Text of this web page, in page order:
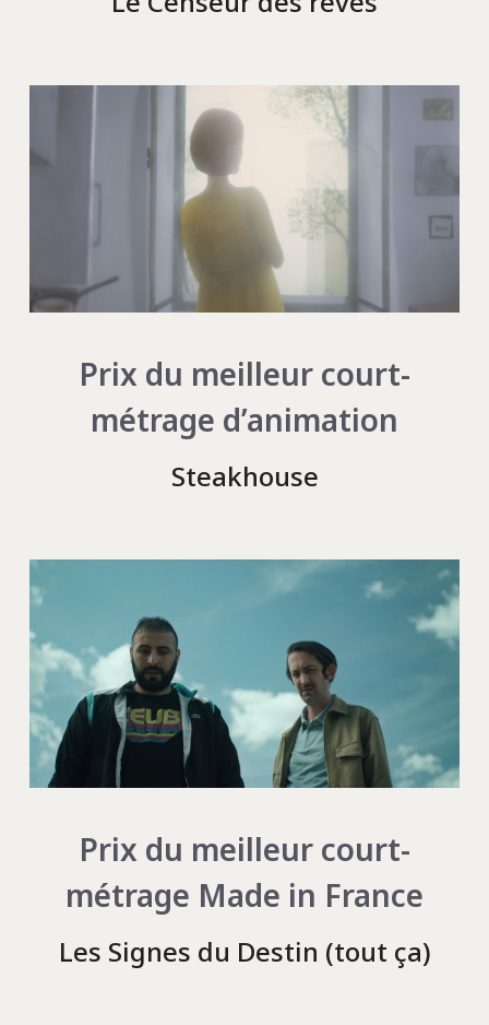
Prix du meilleur court-
métrage d’animation
Steakhouse
Prix du meilleur court-
métrage Made in France
Les Signes du Destin (tout ça)